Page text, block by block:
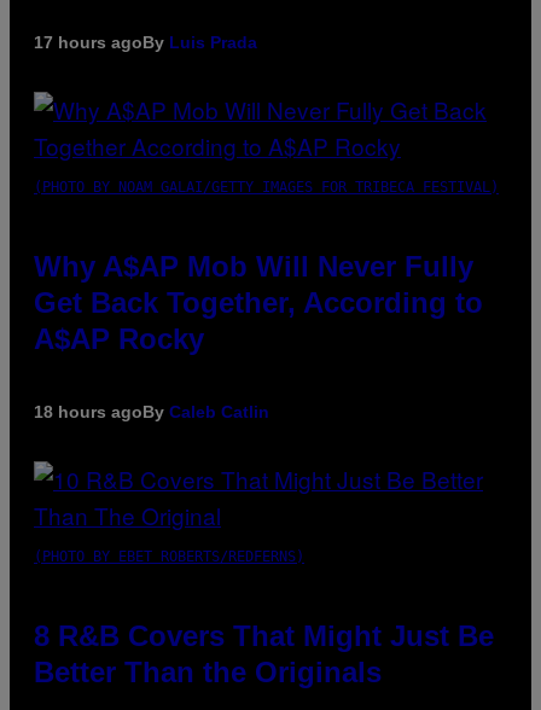
17 hours agoBy Luis Prada
(PHOTO BY NOAM GALAI/GETTY IMAGES FOR TRIBECA FESTIVAL)
Why A$AP Mob Will Never Fully
Get Back Together, According to
A$AP Rocky
18 hours agoBy Caleb Catlin
(PHOTO BY EBET ROBERTS/REDFERNS)
8 R&B Covers That Might Just Be
Better Than the Originals